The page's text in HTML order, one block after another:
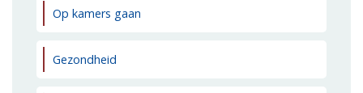
Op kamers gaan
Gezondheid